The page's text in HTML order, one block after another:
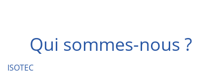
Qui sommes-nous ?
ISOTEC